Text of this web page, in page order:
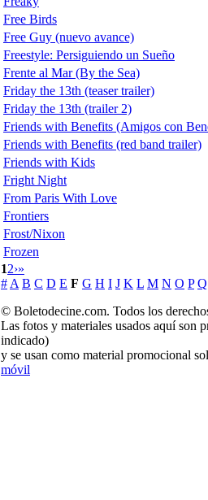
Free Birds
Free Guy (nuevo avance)
Freestyle: Persiguiendo un Sueño
Frente al Mar (By the Sea)
Friday the 13th (teaser trailer)
Friday the 13th (trailer 2)
Friends with Benefits (Amigos con
Friends with Benefits (red band trailer)
Friends with Kids
Fright Night
From Paris With Love
Frontiers
Frost/Nixon
Frozen
12›»
# A B C D E F G H I J K L M N O P Q
© Boletodecine.com. Todos los
Las fotos y materiales usados aquí son
indicado)
y se usan como material promocional
móvil